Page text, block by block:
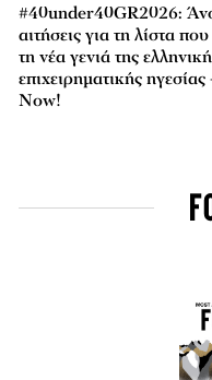
#40under40GR2026:
αιτήσεις για τη λίστα
τη νέα γενιά της
επιχειρηματικής
Now!